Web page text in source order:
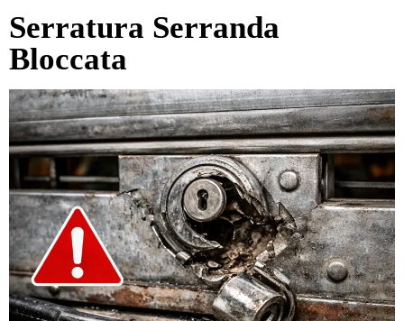
Serratura Serranda
Bloccata